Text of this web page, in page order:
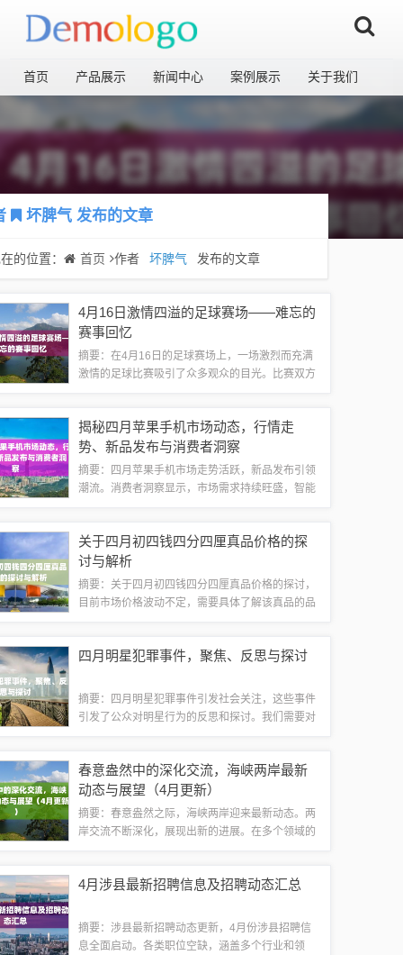
首页 产品展示 新闻中心 案例展示 关于我们
坏脾气发布的文章
的位置： 首页 作者 坏脾气 发布的文章
4月16日激情四溢的足球赛场——难忘的
赛事回忆
摘要：在4月16日的足球赛场上，一场激烈而充满
激情的足球比赛吸引了众多观众的目光。比赛双方
动员的竞技水平，更彰显了他们对足球的热...
揭秘四月苹果手机市场动态，行情走
势、新品发布与消费者洞察
摘要：四月苹果手机市场走势活跃，新品发布引领
潮流。消费者洞察显示，市场需求持续旺盛，智能
面的信息。市场走势在智能手机市场，苹果以...
关于四月初四钱四分四厘真品价格的探
讨与解析
摘要：关于四月初四钱四分四厘真品价格的探讨，
目前市场价格波动不定，需要具体了解该真品的品
确的价格信息。四月初四钱四分四厘的背景四...
四月明星犯罪事件，聚焦、反思与探讨
摘要：四月明星犯罪事件引发社会关注，这些事件
引发了公众对明星行为的反思和探讨。我们需要对
应该尊重每个人的权利和自由，不应该因为身...
春意盎然中的深化交流，海峡两岸最新
动态与展望（4月更新）
摘要：春意盎然之际，海峡两岸迎来最新动态。两
岸交流不断深化，展现出新的进展。在多个领域的
与良好势头，为未来的交流与合作打下坚实基...
4月涉县最新招聘信息及招聘动态汇总
摘要：涉县最新招聘动态更新，4月份涉县招聘信
息全面启动。各类职位空缺，涵盖多个行业和领